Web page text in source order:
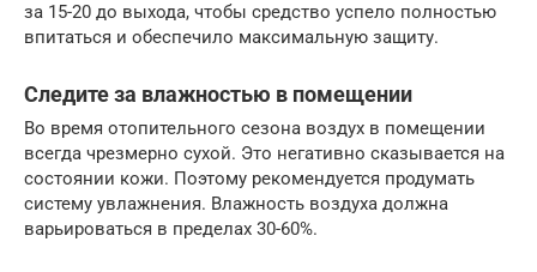
за 15-20 до выхода, чтобы средство успело полностью
впитаться и обеспечило максимальную защиту.
Следите за влажностью в помещении
Во время отопительного сезона воздух в помещении
всегда чрезмерно сухой. Это негативно сказывается на
состоянии кожи. Поэтому рекомендуется продумать
систему увлажнения. Влажность воздуха должна
варьироваться в пределах 30-60%.